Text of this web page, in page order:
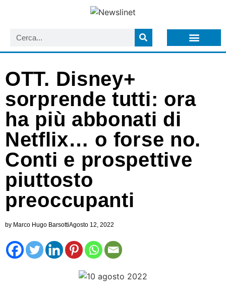
OTT. Disney+
sorprende tutti: ora
ha più abbonati di
Netflix… o forse no.
Conti e prospettive
piuttosto
preoccupanti
by Marco Hugo BarsottiAgosto 12, 2022